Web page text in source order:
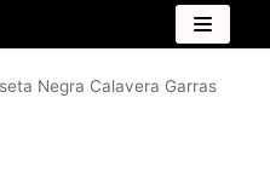
Negra Calavera Garras